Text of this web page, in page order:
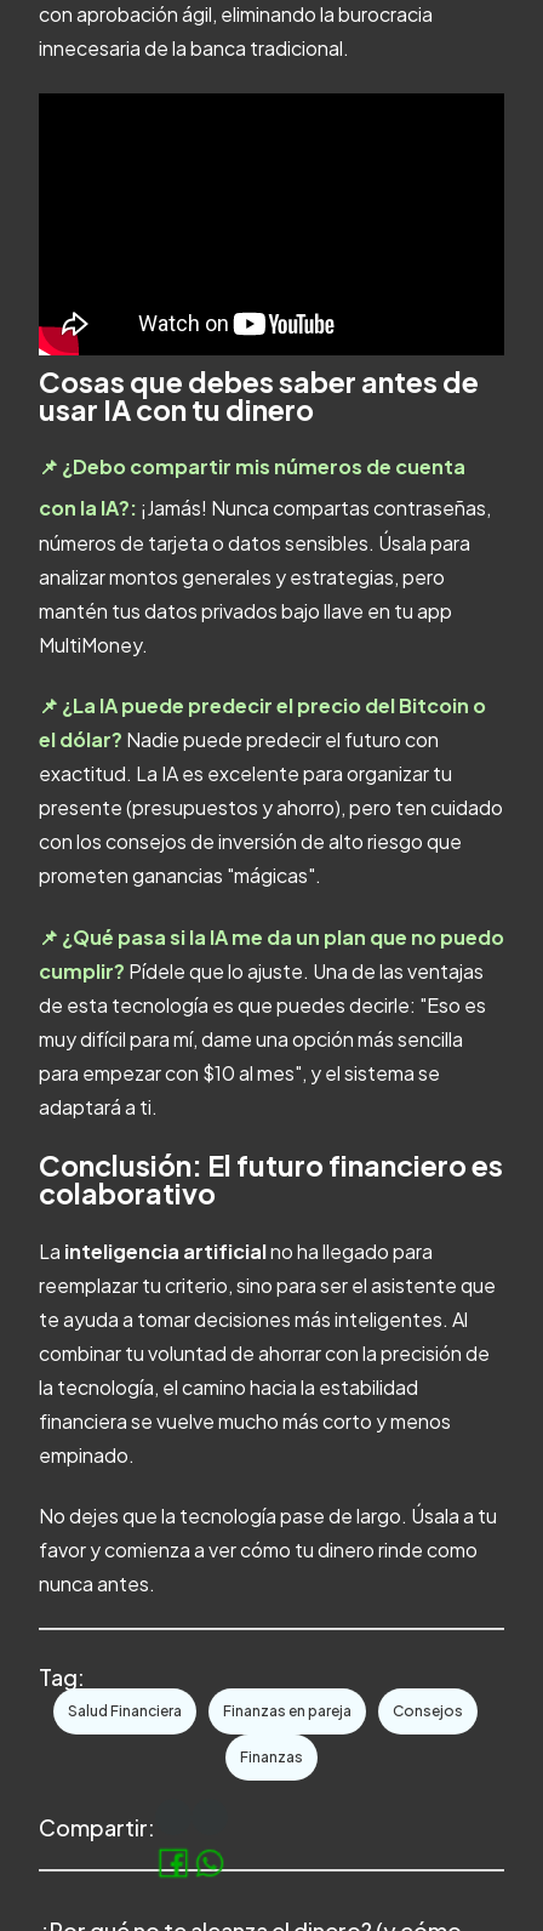
con aprobación ágil, eliminando la burocracia
innecesaria de la banca tradicional.
Cosas que debes saber antes de
usar IA con tu dinero
📌 ¿Debo compartir mis números de cuenta
con la IA?: ¡Jamás! Nunca compartas contraseñas,
números de tarjeta o datos sensibles. Úsala para
analizar montos generales y estrategias, pero
mantén tus datos privados bajo llave en tu app
MultiMoney.
📌 ¿La IA puede predecir el precio del Bitcoin o
el dólar? Nadie puede predecir el futuro con
exactitud. La IA es excelente para organizar tu
presente (presupuestos y ahorro), pero ten cuidado
con los consejos de inversión de alto riesgo que
prometen ganancias "mágicas".
📌 ¿Qué pasa si la IA me da un plan que no puedo
cumplir? Pídele que lo ajuste. Una de las ventajas
de esta tecnología es que puedes decirle: "Eso es
muy difícil para mí, dame una opción más sencilla
para empezar con $10 al mes", y el sistema se
adaptará a ti.
Conclusión: El futuro financiero es
colaborativo
La inteligencia artificialno ha llegado para
reemplazar tu criterio, sino para ser el asistente que
te ayuda a tomar decisiones más inteligentes. Al
combinar tu voluntad de ahorrar con la precisión de
la tecnología, el camino hacia la estabilidad
financiera se vuelve mucho más corto y menos
empinado.
No dejes que la tecnología pase de largo. Úsala a tu
favor y comienza a ver cómo tu dinero rinde como
nunca antes.
Tag:
Salud Financiera Finanzas en pareja Consejos
Finanzas
Compartir: